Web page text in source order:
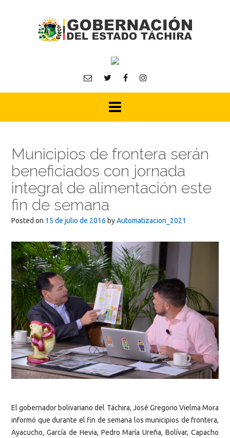
Municipios de frontera serán
beneficiados con jornada
integral de alimentación este
fin de semana
Posted on 15 de julio de 2016 byAutomatizacion_2021
El gobernador bolivariano del Táchira, José Gregorio Vielma Mora
informó que durante el fin de semana los municipios de frontera,
Ayacucho, García de Hevia, Pedro María Ureña, Bolívar, Capacho